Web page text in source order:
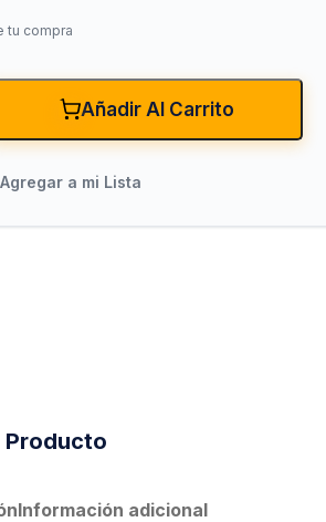
tu compra
Añadir Al Carrito
Agregar a mi Lista
Producto
Información adicional